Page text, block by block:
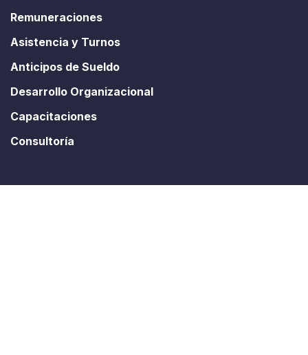
Remuneraciones
Asistencia y Turnos
Anticipos de Sueldo
Desarrollo Organizacional
Capacitaciones
Consultoría